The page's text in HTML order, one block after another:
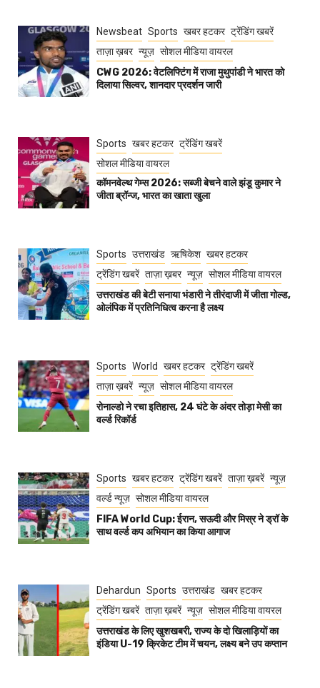
Newsbeat Sports खबर हटकर ट्रेंडिंग खबरें
ताज़ा ख़बर न्यूज़ सोशल मीडिया वायरल
CWG 2026: वेटलिफ्टिंग में राजा मुथुपांडी ने भारत को
दिलाया सिल्वर, शानदार प्रदर्शन जारी
Sports खबर हटकर ट्रेंडिंग खबरें
सोशल मीडिया वायरल
कॉमनवेल्थ गेम्स 2026: सब्जी बेचने वाले झंडू कुमार ने
जीता ब्रॉन्ज, भारत का खाता खुला
Sports उत्तराखंड ऋषिकेश खबर हटकर
ट्रेंडिंग खबरें ताज़ा ख़बर न्यूज़ सोशल मीडिया वायरल
उत्तराखंड की बेटी सनाया भंडारी ने तीरंदाजी में जीता गोल्ड,
ओलंपिक में प्रतिनिधित्व करना है लक्ष्य
Sports World खबर हटकर ट्रेंडिंग खबरें
ताज़ा ख़बरें न्यूज़ सोशल मीडिया वायरल
रोनाल्डो ने रचा इतिहास, 24 घंटे के अंदर तोड़ा मेसी का
वर्ल्ड रिकॉर्ड
Sports खबर हटकर ट्रेंडिंग खबरें ताज़ा ख़बरें न्यूज़
वर्ल्ड न्यूज़ सोशल मीडिया वायरल
FIFA World Cup: ईरान, सऊदी और मिस्र ने ड्रॉ के
साथ वर्ल्ड कप अभियान का किया आगाज
Dehardun Sports उत्तराखंड खबर हटकर
ट्रेंडिंग खबरें ताज़ा ख़बरें न्यूज़ सोशल मीडिया वायरल
उत्तराखंड के लिए खुशखबरी, राज्य के दो खिलाड़ियों का
इंडिया U-19 क्रिकेट टीम में चयन, लक्ष्य बने उप कप्तान